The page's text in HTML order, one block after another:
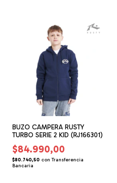
BUZO CAMPERA RUSTY
TURBO SERIE 2 KID (RJ166301)
$84.990,00
$80.740,50 con Transferencia
Bancaria